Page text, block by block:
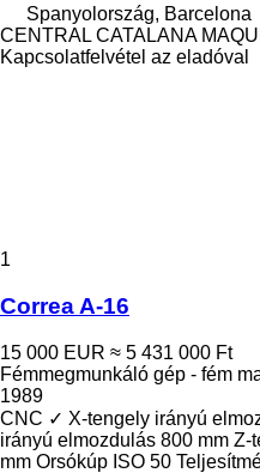
Spanyolország, Barcelona
CENTRAL CATALANA
Kapcsolatfelvétel az eladóval
1
Correa A-16
15 000 EUR ≈ 5 431 000 Ft
Fémmegmunkáló gép - fém
1989
CNC ✓ X-tengely irányú
irányú elmozdulás 800 mm Z-
mm Orsókúp ISO 50